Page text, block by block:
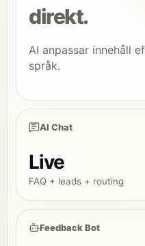
direkt.
AI anpassar innehåll
språk.
AI Chat
Live
FAQ + leads + routing
Feedback Bot